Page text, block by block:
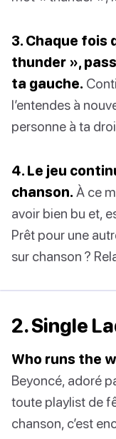
3. Chaque fois
thunder »,
ta gauche.
l’entendes à
personne à ta
4. Le jeu
chanson. À ce
avoir bien bu et,
Prêt pour une
sur chanson ?
2. Single
Who runs the
Beyoncé, adoré
toute playlist de
chanson, c’est